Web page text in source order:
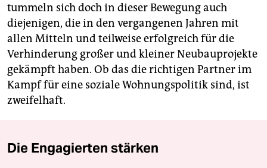
tummeln sich doch in dieser Bewegung auch
diejenigen, die in den vergangenen Jahren mit
allen Mitteln und teilweise erfolgreich für die
Verhinderung großer und kleiner Neubauprojekte
gekämpft haben. Ob das die richtigen Partner im
Kampf für eine soziale Wohnungspolitik sind, ist
zweifelhaft.
Die Engagierten stärken